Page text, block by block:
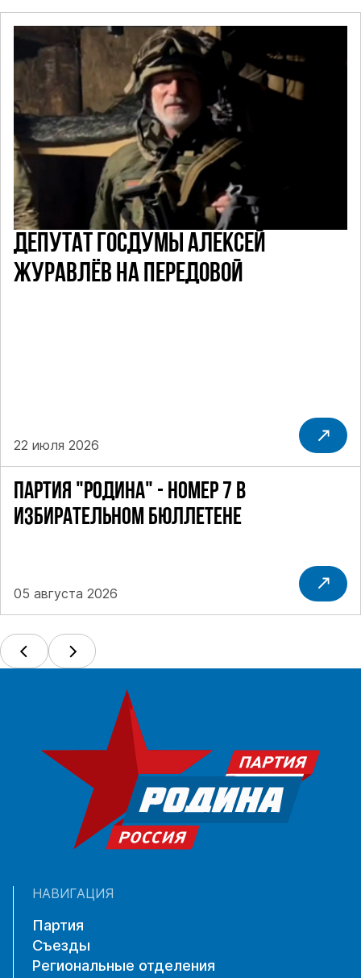
ПАРТИЯ "РОДИНА" - НОМЕР 7 В
ИЗБИРАТЕЛЬНОМ БЮЛЛЕТЕНЕ
05 августа 2026
ДЕПУТАТ ГОСДУМЫ АЛЕКСЕЙ
ЖУРАВЛЁВ НА ПЕРЕДОВОЙ
22 июля 2026
НАВИГАЦИЯ
Партия
Съезды
Региональные отделения